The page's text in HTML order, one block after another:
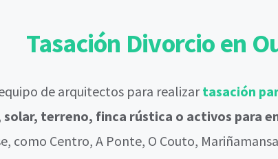
Tasación Divorcio en
de arquitectos para realizartasación
terreno, finca rústica o activos para
como Centro, A Ponte, O Couto,